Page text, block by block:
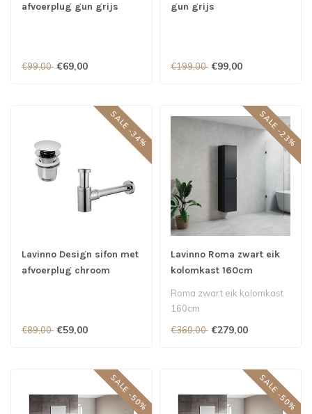
afvoerplug gun grijs
€99,00 €69,00
gun grijs
€199,00 €99,00
SALE -34%
Lavinno Design sifon met
afvoerplug chroom
€89,00 €59,00
SALE -23%
Lavinno Roma zwart eik
kolomkast 160cm
Roma zwart eik kolomkast
160cm
€360,00 €279,00
SALE -50% SALE -50%